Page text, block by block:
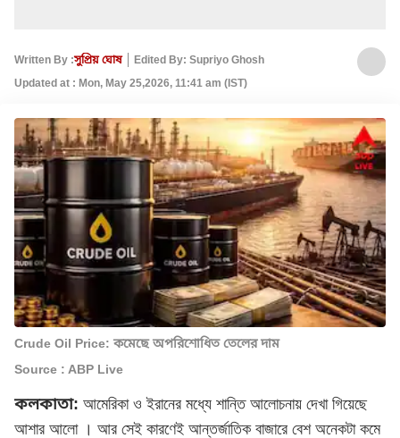
Written By :সুপ্রিয় ঘোষ
Edited By: Supriyo Ghosh
Updated at : Mon, May 25,2026, 11:41 am (IST)
Crude Oil Price: কমেছে অপরিশোধিত তেলের দাম
Source : ABP Live
কলকাতা: আমেরিকা ও ইরানের মধ্যে শান্তি আলোচনায় দেখা গিয়েছে
আশার আলো । আর সেই কারণেই আন্তর্জাতিক বাজারে বেশ অনেকটা কমে